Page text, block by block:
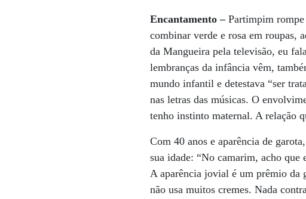
Encantamento –Partimpim rompe
combinar verde e rosa em roupas,
da Mangueira pela televisão, eu
lembranças da infância vêm,
mundo infantil e detestava “ser
nas letras das músicas. O
tenho instinto maternal. A relação
Com 40 anos e aparência de
sua idade: “No camarim, acho que
A aparência jovial é um prêmio da
não usa muitos cremes. Nada